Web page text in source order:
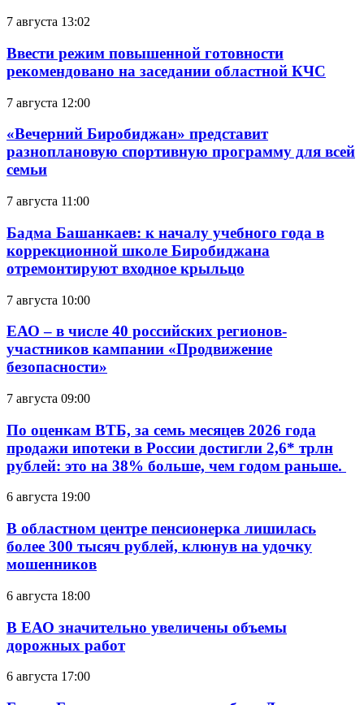
7 августа 13:02
Ввести режим повышенной готовности
рекомендовано на заседании областной КЧС
7 августа 12:00
«Вечерний Биробиджан» представит
разноплановую спортивную программу для всей
семьи
7 августа 11:00
Бадма Башанкаев: к началу учебного года в
коррекционной школе Биробиджана
отремонтируют входное крыльцо
7 августа 10:00
ЕАО – в числе 40 российских регионов-
участников кампании «Продвижение
безопасности»
7 августа 09:00
По оценкам ВТБ, за семь месяцев 2026 года
продажи ипотеки в России достигли 2,6* трлн
рублей: это на 38% больше, чем годом раньше.
6 августа 19:00
В областном центре пенсионерка лишилась
более 300 тысяч рублей, клюнув на удочку
мошенников
6 августа 18:00
В ЕАО значительно увеличены объемы
дорожных работ
6 августа 17:00